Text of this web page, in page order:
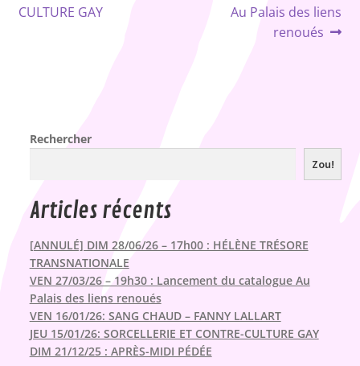
de
CULTURE GAY
Au Palais des liens
renoués
Rechercher
Zou!
Articles récents
[ANNULÉ] DIM 28/06/26 – 17h00 : HÉLÈNE TRÉSORE
TRANSNATIONALE
VEN 27/03/26 – 19h30 : Lancement du catalogue Au
Palais des liens renoués
VEN 16/01/26: SANG CHAUD – FANNY LALLART
JEU 15/01/26: SORCELLERIE ET CONTRE-CULTURE GAY
DIM 21/12/25 : APRÈS-MIDI PÉDÉE